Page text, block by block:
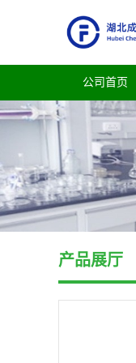
公司首页
产品展厅